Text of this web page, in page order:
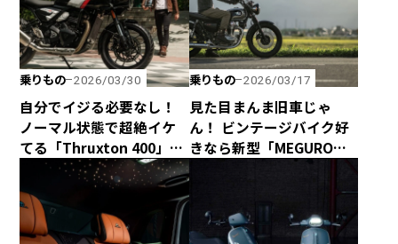
乗りもの 2026/03/30
自分でイジる必要なし！
ノーマル状態で超絶イケ
てる「Thruxton 400」と
「Tracker 400」がトライ
アンフから新登場！
乗りもの 2026/03/17
見た目まんま旧車じゃ
ん！ ビンテージバイク好
きなら新型「MEGURO
K3」が絶対にオススメ！